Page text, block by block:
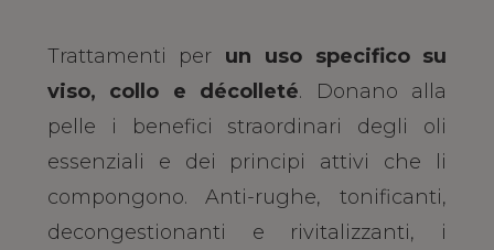
Trattamenti per un uso specifico su
viso, collo e décolleté. Donano alla
pelle i benefici straordinari degli oli
essenziali e dei principi attivi che li
compongono. Anti-rughe, tonificanti,
decongestionanti e rivitalizzanti, i